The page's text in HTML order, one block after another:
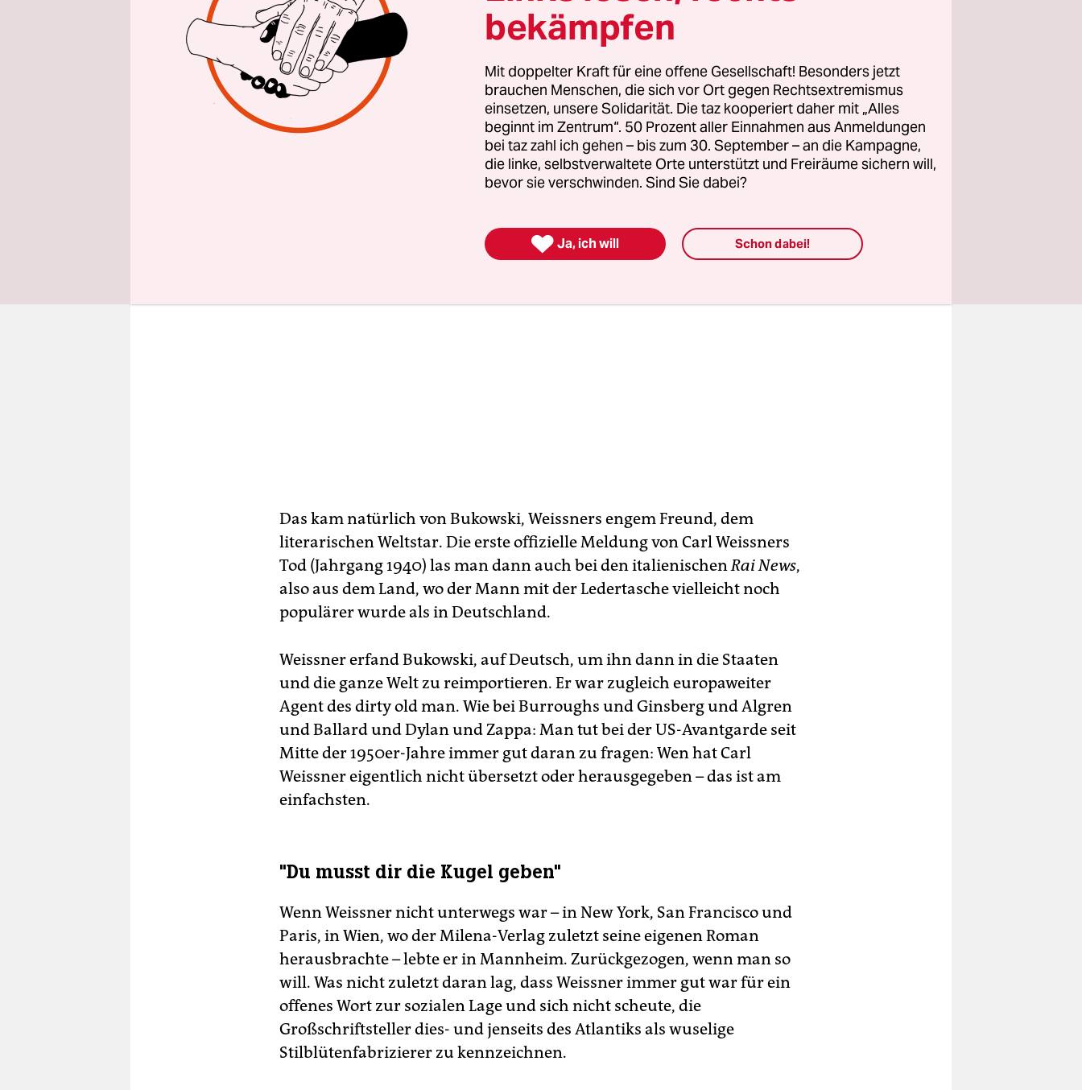
Schon seinen mit der bösen Welt hadernden Freund Jörg Fauser hatte
Weissner seit den späten 1960ern immer wieder mit der Wahrheit
konfrontiert, dass jenseits der sozial-liberalen Kuschelecke BRD ganz
andere Welten existierten, Welten, wo tuberkulöse Dichter in kaputten
Appartements vor der Schreibmaschine hocken, sich die letzten
verfaulten Zähne aus dem Mund pulen und doch nur an eines denken:
Das kam natürlich von Bukowski, Weissners engem Freund, dem
literarischen Weltstar. Die erste offizielle Meldung von Carl Weissners
Tod (Jahrgang 1940) las man dann auch bei den italienischenRai News,
also aus dem Land, wo der Mann mit der Ledertasche vielleicht noch
populärer wurde als in Deutschland.
Weissner erfand Bukowski, auf Deutsch, um ihn dann in die Staaten
und die ganze Welt zu reimportieren. Er war zugleich europaweiter
Agent des dirty old man. Wie bei Burroughs und Ginsberg und Algren
und Ballard und Dylan und Zappa: Man tut bei der US-Avantgarde seit
Mitte der 1950er-Jahre immer gut daran zu fragen: Wen hat Carl
Weissner eigentlich nicht übersetzt oder herausgegeben – das ist am
einfachsten.
"Du musst dir die Kugel geben"
Wenn Weissner nicht unterwegs war – in New York, San Francisco und
Paris, in Wien, wo der Milena-Verlag zuletzt seine eigenen Roman
herausbrachte – lebte er in Mannheim. Zurückgezogen, wenn man so
will. Was nicht zuletzt daran lag, dass Weissner immer gut war für ein
offenes Wort zur sozialen Lage und sich nicht scheute, die
Großschriftsteller dies- und jenseits des Atlantiks als wuselige
Stilblütenfabrizierer zu kennzeichnen.
bekämpfen
Mit doppelter Kraft für eine offene Gesellschaft! Besonders jetzt
brauchen Menschen, die sich vor Ort gegen Rechtsextremismus
einsetzen, unsere Solidarität. Die taz kooperiert daher mit „Alles
beginnt im Zentrum“. 50 Prozent aller Einnahmen aus Anmeldungen
bei taz zahl ich gehen – bis zum 30. September – an die Kampagne,
die linke, selbstverwaltete Orte unterstützt und Freiräume sichern will,
bevor sie verschwinden. Sind Sie dabei?
 Ja, ich will Schon dabei!